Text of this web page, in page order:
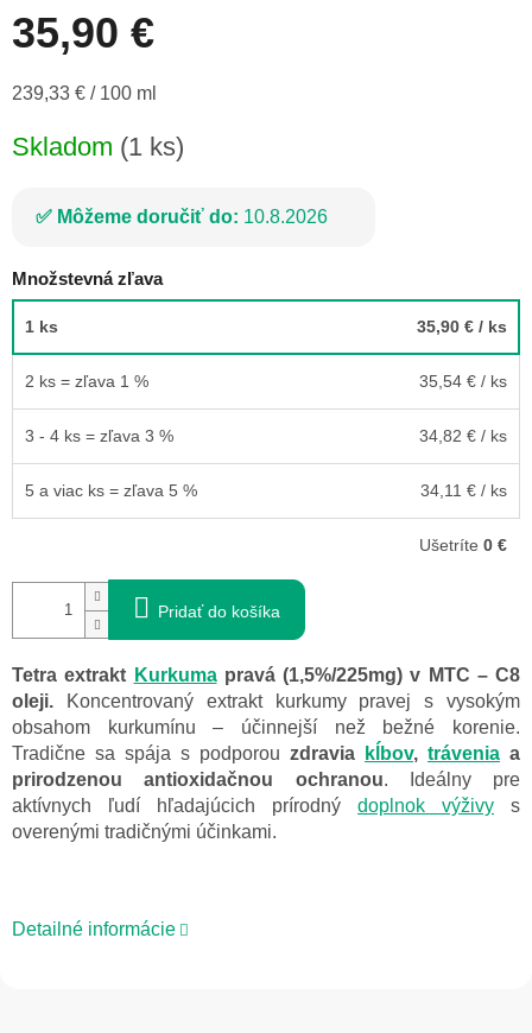
35,90 €
Jednotková
239,33 € / 100 ml
Skladom (1 ks)
Môžeme doručiť do: 10.8.2026
Množstevná zľava
1 ks 35,90 € / ks
2 ks = zľava 1 % 35,54 € / ks
3 - 4 ks = zľava 3 % 34,82 € / ks
5 a viac ks = zľava 5 % 34,11 € / ks
Ušetríte 0 €
Pridať do košíka
Tetra extrakt Kurkumapravá (1,5%/225mg) v MTC – C8
oleji.
Koncentrovaný extrakt kurkumy pravej s vysokým
obsahom kurkumínu – účinnejší než bežné korenie.
Tradične sa spája s podporou zdravia kĺbov, trávenia a
prirodzenou antioxidačnou ochranou. Ideálny pre
aktívnych ľudí hľadajúcich prírodný doplnok výživy s
overenými tradičnými účinkami.
Detailné informácie